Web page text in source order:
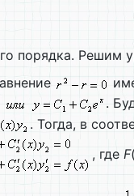
порядка.
.
. Тогда, в
, где F(